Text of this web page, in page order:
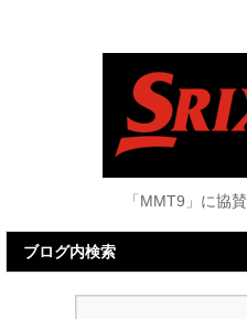
「MMT9」に協
ブログ内検索